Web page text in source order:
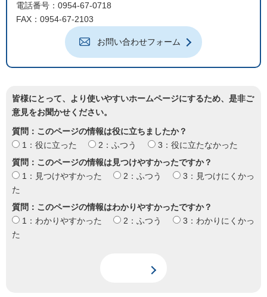
電話番号：0954-67-0718
FAX：0954-67-2103
お問い合わせフォーム
皆様にとって、より使いやすいホームページにするため、是非ご
意見をお聞かせください。
質問：このページの情報は役に立ちましたか？
1：役に立った
2：ふつう
3：役に立たなかった
質問：このページの情報は見つけやすかったですか？
1：見つけやすかった
2：ふつう
3：見つけにくかっ
た
質問：このページの情報はわかりやすかったですか？
1：わかりやすかった
2：ふつう
3：わかりにくかっ
た